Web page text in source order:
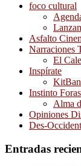
foco cultural
Asfalto
Narraciones
El
Inspírate
Instinto
Alma
Opiniones
Des-
Entradas